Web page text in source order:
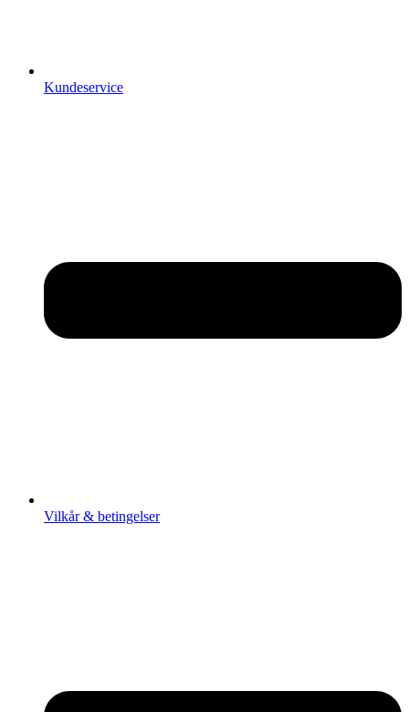
Kundeservice
Vilkår & betingelser